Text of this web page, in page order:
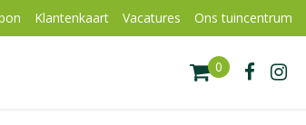
Klantenkaart Vacatures Ons tuincentrum